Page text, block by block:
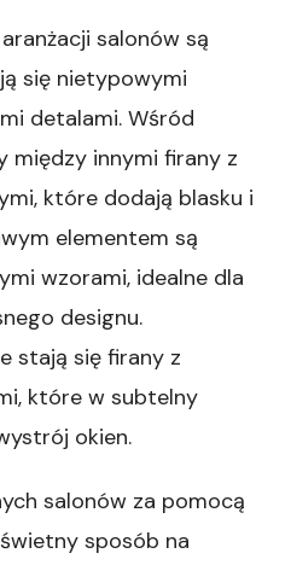
salonów są
się nietypowymi
detalami. Wśród
między innymi firany z
które dodają blasku i
elementem są
wzorami, idealne dla
designu.
stają się firany z
które w subtelny
okien.
salonów za pomocą
sposób na